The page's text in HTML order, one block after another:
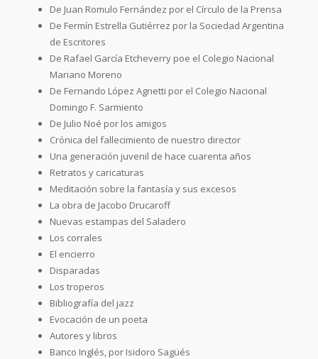
De Juan Romulo Fernández por el Círculo de la Prensa
De Fermín Estrella Gutiérrez por la Sociedad Argentina
de Escritores
De Rafael García Etcheverry poe el Colegio Nacional
Mariano Moreno
De Fernando López Agnetti por el Colegio Nacional
Domingo F. Sarmiento
De Julio Noé por los amigos
Crónica del fallecimiento de nuestro director
Una generación juvenil de hace cuarenta años
Retratos y caricaturas
Meditación sobre la fantasía y sus excesos
La obra de Jacobo Drucaroff
Nuevas estampas del Saladero
Los corrales
El encierro
Disparadas
Los troperos
Bibliografía del jazz
Evocación de un poeta
Autores y libros
Banco Inglés, por Isidoro Sagüés